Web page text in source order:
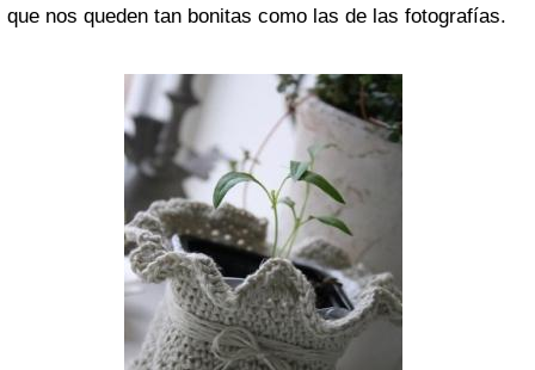
que nos queden tan bonitas como las de las fotografías.